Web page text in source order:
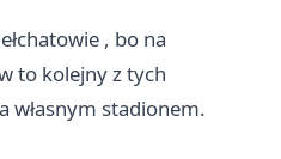
, bo na
to kolejny z tych
własnym stadionem.